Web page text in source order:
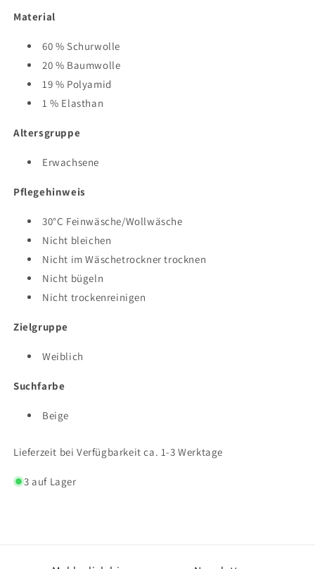
Material
60 % Schurwolle
20 % Baumwolle
19 % Polyamid
1 % Elasthan
Altersgruppe
Erwachsene
Pflegehinweis
30°C Feinwäsche/Wollwäsche
Nicht bleichen
Nicht im Wäschetrockner trocknen
Nicht bügeln
Nicht trockenreinigen
Zielgruppe
Weiblich
Suchfarbe
Beige
Lieferzeit bei Verfügbarkeit ca. 1-3 Werktage
3 auf Lager